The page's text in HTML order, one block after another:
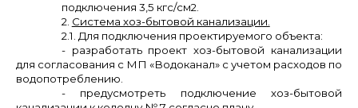
подключения 3,5 кгс/см2.
2. Система хоз-бытовой канализации.
2.1. Для подключения проектируемого объекта:
- разработать проект хоз-бытовой канализации
для согласования с МП «Водоканал» с учетом расходов по
водопотреблению.
- предусмотреть подключение хоз-бытовой